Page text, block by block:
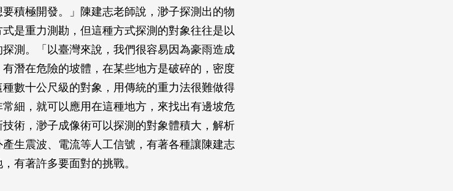
積極開發。」陳建志老師說，渺子探測出的物
是重力測勘，但這種方式探測的對象往往是以
測。「以臺灣來說，我們很容易因為豪雨造成
潛在危險的坡體，在某些地方是破碎的，密度
數十公尺級的對象，用傳統的重力法很難做得
細，就可以應用在這種地方，來找出有邊坡危
術，渺子成像術可以探測的對象體積大，解析
生震波、電流等人工信號，有著各種讓陳建志
有著許多要面對的挑戰。